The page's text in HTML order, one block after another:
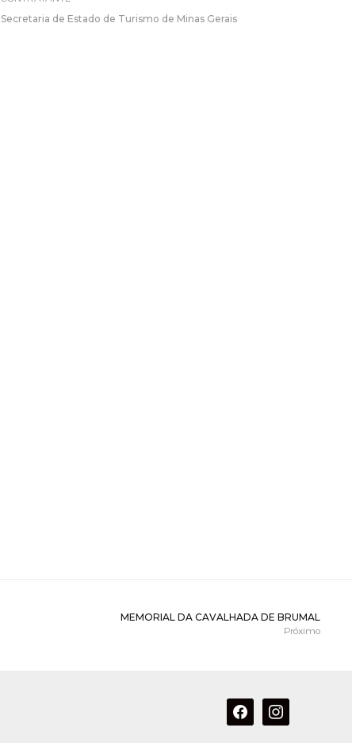
Secretaria de Estado de Turismo de Minas Gerais
MEMORIAL DA CAVALHADA DE BRUMAL
Próximo
facebook instagram